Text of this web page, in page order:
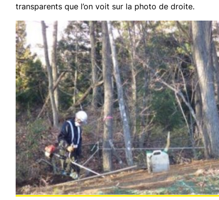
transparents que l’on voit sur la photo de droite.